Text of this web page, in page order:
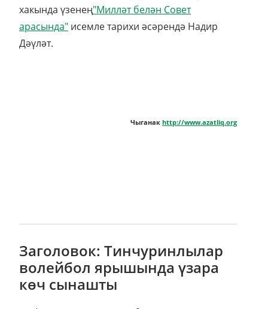
хакында үзенең"Милләт белән Совет
арасында" исемле тарихи әсәрендә Надир
Дәүләт.
Чыганак http://www.azatliq.org
Заголовок: Тинчуринлылар
волейбол ярышында үзара
көч сынашты